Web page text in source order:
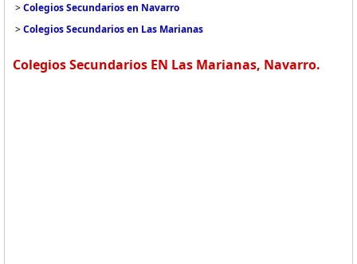
>Colegios Secundarios en Navarro
>Colegios Secundarios en Las Marianas
Colegios Secundarios EN Las Marianas, Navarro.